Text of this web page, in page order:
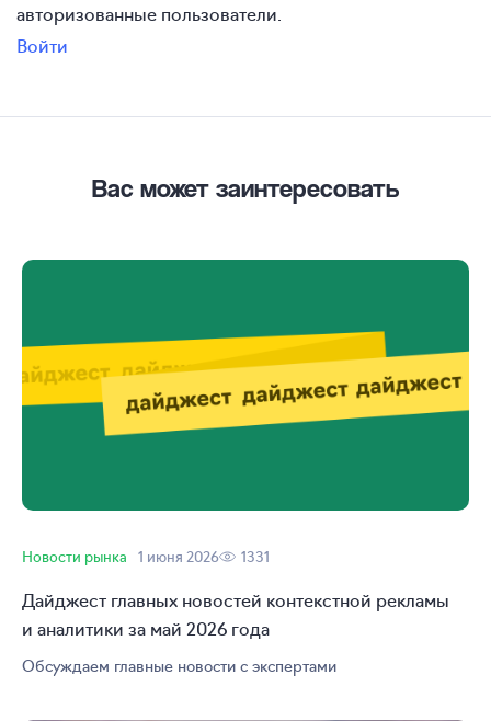
авторизованные пользователи.
Войти
Вас может заинтересовать
Новости рынка 1 июня 2026 1331
Дайджест главных новостей контекстной рекламы
и аналитики за май 2026 года
Обсуждаем главные новости с экспертами